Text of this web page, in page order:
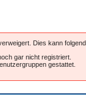
Dies kann
gar nicht registriert.
gestattet.